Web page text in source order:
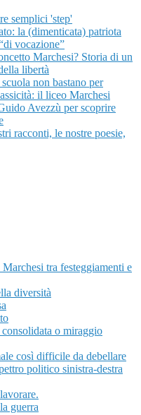
semplici 'step'
la (dimenticata) patriota
vocazione”
Marchesi? Storia di un
libertà
non bastano per
il liceo Marchesi
Avezzù per scoprire
racconti, le nostre poesie,
tra festeggiamenti e
diversità
o miraggio
così difficile da debellare
politico sinistra-destra
guerra